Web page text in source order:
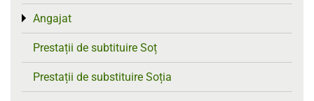
Angajat
Toggle menu
Prestații de subtituire Soț
Prestații de substituire Soția